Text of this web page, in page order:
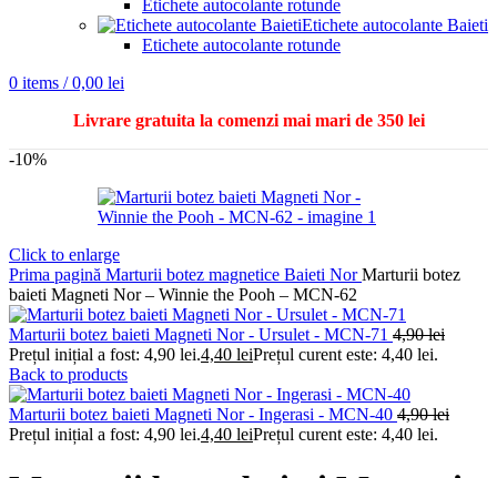
Etichete autocolante rotunde
Etichete autocolante Baieti
Etichete autocolante rotunde
0 items / 0,00 lei
Livrare gratuita la comenzi mai mari de 350 lei
-10%
Click to enlarge
Prima pagină Marturii botez magnetice Baieti NorMarturii botez
baieti Magneti Nor – Winnie the Pooh – MCN-62
Marturii botez baieti Magneti Nor - Ursulet - MCN-71 4,90lei
Prețul inițial a fost: 4,90 lei.4,40 leiPrețul curent este: 4,40 lei.
Back to products
Marturii botez baieti Magneti Nor - Ingerasi - MCN-40 4,90lei
Prețul inițial a fost: 4,90 lei.4,40 leiPrețul curent este: 4,40 lei.